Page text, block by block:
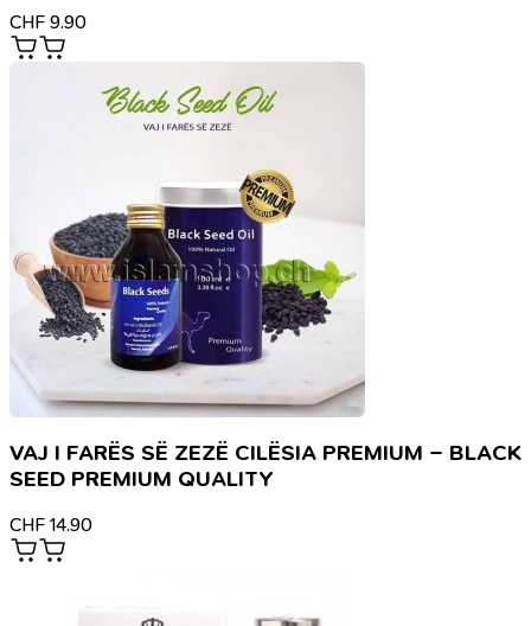
CHF 9.90
VAJ I FARËS SË ZEZË CILËSIA PREMIUM – BLACK
SEED PREMIUM QUALITY
CHF 14.90